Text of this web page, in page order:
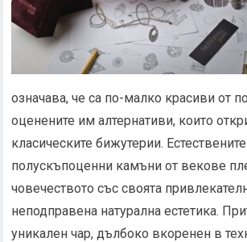
означава, че са по-малко красиви от
оценените им алтернативи, които
класическите бижутерии. Естествените
полускъпоценни камъни от векове
човечеството със своята
неподправена натурална естетика.
уникален чар, дълбоко вкоренен в